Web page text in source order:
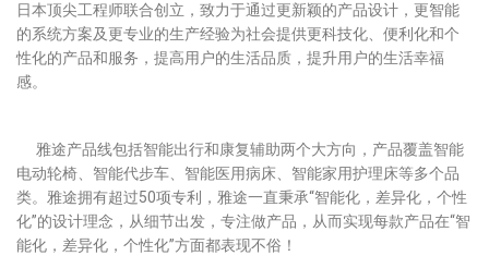
日本顶尖工程师联合创立，致力于通过更新颖的产品设计，更智能
的系统方案及更专业的生产经验为社会提供更科技化、便利化和个
性化的产品和服务，提高用户的生活品质，提升用户的生活幸福
感。
雅途产品线包括智能出行和康复辅助两个大方向，产品覆盖智能
电动轮椅、智能代步车、智能医用病床、智能家用护理床等多个品
类。雅途拥有超过50项专利，雅途一直秉承“智能化，差异化，个性
化”的设计理念，从细节出发，专注做产品，从而实现每款产品在“智
能化，差异化，个性化”方面都表现不俗！